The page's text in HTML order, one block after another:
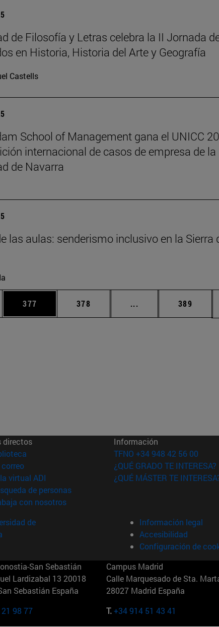
de Filosofía y Letras celebra la II Jornada
en Historia, Historia del Arte y Geografía
Castells
School of Management gana el UNICC
internacional de casos de empresa de la
de Navarra
las aulas: senderismo inclusivo en la Sierra
Use TAB para desplazarse.
Página
377 Página
378 ... Páginas intermedias
Página
389
directos
(abre en nueva ventana)
(abre en nueva ventana)
virtual ADI (abre en nueva ventana)
de personas(abre en nueva ventana)
con nosotros(abre en nueva ventana)
Información
TFNO +34 948 42 56 00
¿QUÉ GRADO TE INTERESA?
¿QUÉ MÁSTER TE
de
Información legal
Accesibilidad
Configuración de
San Sebastián
Lardizabal 13 20018
Sebastián España
98 77
Campus Madrid
Calle Marquesado de Sta.
28027 Madrid España
T.+34 914 51 43 41